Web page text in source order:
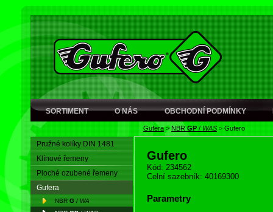
SORTIMENT O NÁS OBCHODNÍ PODMÍNKY
Gufera> NBRGP / WAS > Gufero
Pružné kolíky DIN 1481
Klínové řemeny
Ploché ozubené řemeny
Gufera
NBR G / WA
Gufero
Kód: 234562
Celní sazebník: 40169300
Parametry